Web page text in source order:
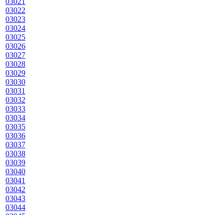
03022
03023
03024
03025
03026
03027
03028
03029
03030
03031
03032
03033
03034
03035
03036
03037
03038
03039
03040
03041
03042
03043
03044